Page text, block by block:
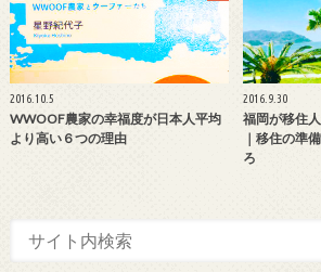
2016.10.5
WWOOF農家の幸福度が日本人平均
より高い６つの理由
2016.9.30
福岡が移住
｜移住の準
ろ